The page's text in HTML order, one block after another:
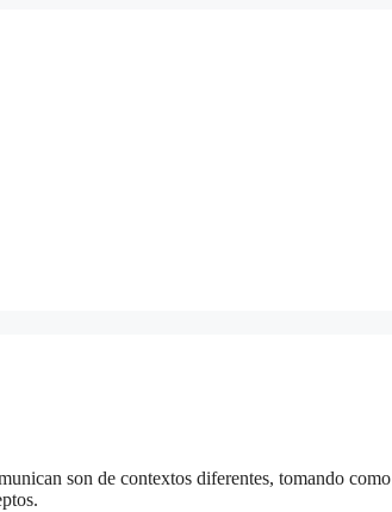
son de contextos diferentes, tomando como